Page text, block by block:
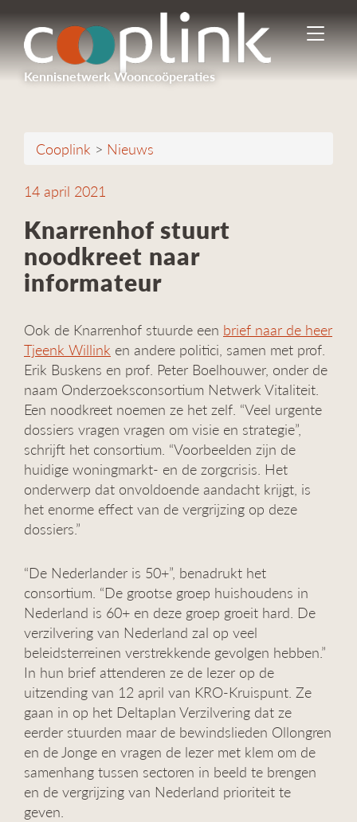
Kennisnetwerk Wooncoöperaties
I
n
-
v
i
g
a
i
Cooplink > Nieuws
14 april 2021
Knarrenhof stuurt
noodkreet naar
informateur
Ook de Knarrenhof stuurde een brief naar de heer
Tjeenk Willink en andere politici, samen met prof.
Erik Buskens en prof. Peter Boelhouwer, onder de
naam Onderzoeksconsortium Netwerk Vitaliteit.
Een noodkreet noemen ze het zelf. “Veel urgente
dossiers vragen vragen om visie en strategie”,
schrijft het consortium. “Voorbeelden zijn de
huidige woningmarkt- en de zorgcrisis. Het
onderwerp dat onvoldoende aandacht krijgt, is
het enorme effect van de vergrijzing op deze
dossiers.”
“De Nederlander is 50+”, benadrukt het
consortium. “De grootse groep huishoudens in
Nederland is 60+ en deze groep groeit hard. De
verzilvering van Nederland zal op veel
beleidsterreinen verstrekkende gevolgen hebben.”
In hun brief attenderen ze de lezer op de
uitzending van 12 april van KRO-Kruispunt. Ze
gaan in op het Deltaplan Verzilvering dat ze
eerder stuurden maar de bewindslieden Ollongren
en de Jonge en vragen de lezer met klem om de
samenhang tussen sectoren in beeld te brengen
en de vergrijzing van Nederland prioriteit te
geven.